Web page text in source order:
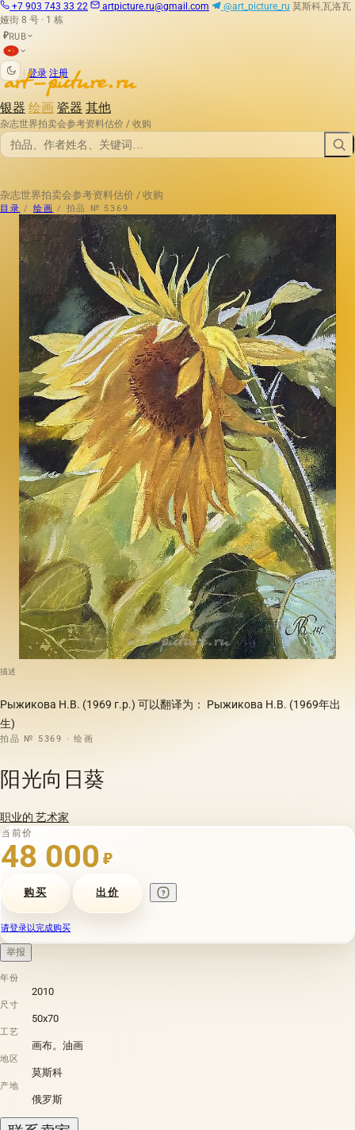
+7 903 743 33 22 artpicture.ru@gmail.com @art_picture_ru 莫斯科,瓦洛瓦
娅街 8 号 · 1 栋
₽RUB
登录 注册
银器 绘画 瓷器 其他
杂志世界拍卖会参考资料估价 / 收购
杂志世界拍卖会参考资料估价 / 收购
目录 / 绘画 / 拍品 № 5369
描述
Рыжикова Н.В. (1969 г.р.) 可以翻译为： Рыжикова Н.В. (1969年出
生)
拍品 № 5369 · 绘画
阳光向日葵
职业的 艺术家
当前价
48 000 ₽
购买 出价
请登录以完成购买
举报
年份
2010
尺寸
50х70
工艺
画布。油画
地区
莫斯科
产地
俄罗斯